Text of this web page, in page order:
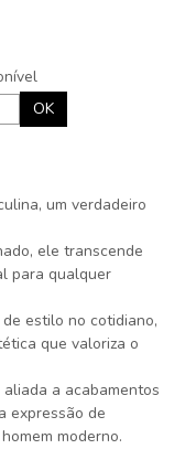
OK
um verdadeiro
ele transcende
para qualquer
estilo no cotidiano,
que valoriza o
a acabamentos
expressão de
moderno.